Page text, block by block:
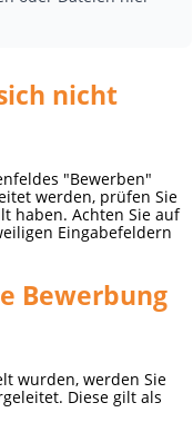
nicht
"Bewerben"
werden, prüfen Sie
haben. Achten Sie auf
Eingabefeldern
Bewerbung
wurden, werden Sie
Diese gilt als